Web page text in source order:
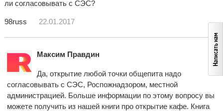
ли согласовывать с СЭС?
98russ 22.01.2017
Максим Правдин
Да, открытие любой точки общепита надо
согласовывать с СЭС, Роспожнадзором, местной
администрацией. Больше информации по этому вопросу вы
можете получить из нашей книги про открытие кафе. Книга